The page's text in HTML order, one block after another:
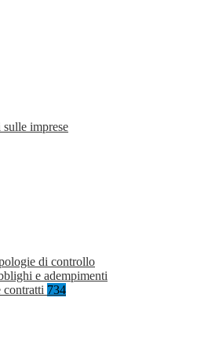
imprese
di controllo
e adempimenti
contratti 734